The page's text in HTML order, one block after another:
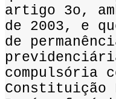
artigo 3o,
de 2003, e
de
compulsória
Constituição